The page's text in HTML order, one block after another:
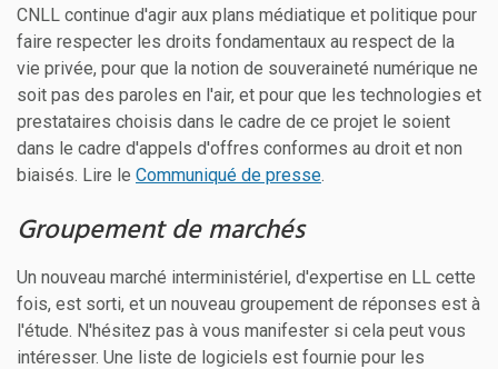
CNLL continue d'agir aux plans médiatique et politique pour
faire respecter les droits fondamentaux au respect de la
vie privée, pour que la notion de souveraineté numérique ne
soit pas des paroles en l'air, et pour que les technologies et
prestataires choisis dans le cadre de ce projet le soient
dans le cadre d'appels d'offres conformes au droit et non
biaisés. Lire le Communiqué de presse.
Groupement de marchés
Un nouveau marché interministériel, d'expertise en LL cette
fois, est sorti, et un nouveau groupement de réponses est à
l'étude. N'hésitez pas à vous manifester si cela peut vous
intéresser. Une liste de logiciels est fournie pour les